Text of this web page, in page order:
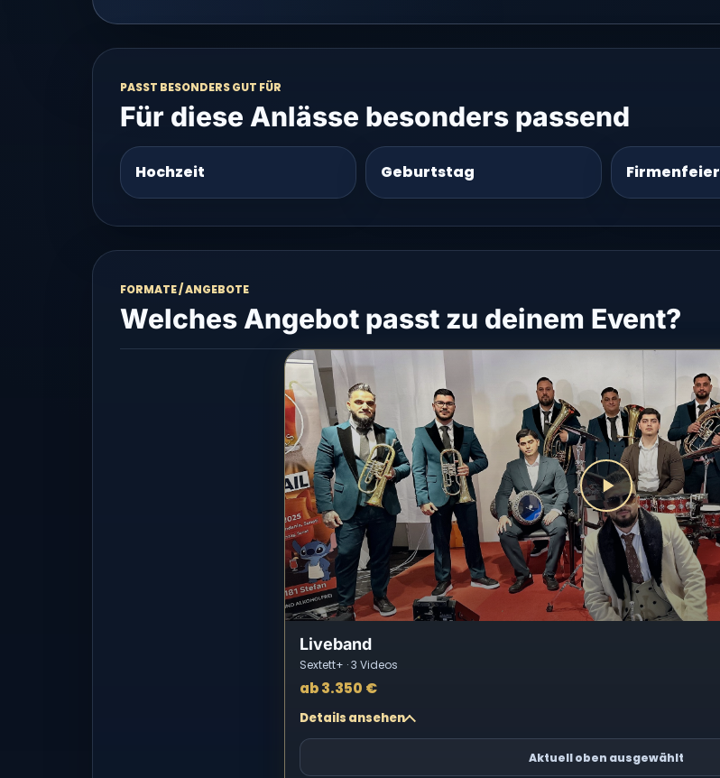
PASST BESONDERS GUT FÜR
Für diese Anlässe besonders passend
Hochzeit Geburtstag Firmenfeier
FORMATE / ANGEBOTE
Welches Angebot passt zu deinem Event?
Liveband
Sextett+ · 3 Videos
ab 3.350 €
Details ansehen
Aktuell oben ausgewählt